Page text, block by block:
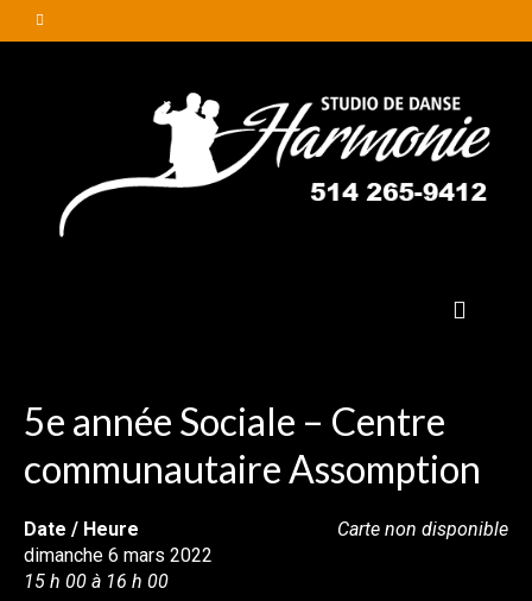
5e année Sociale – Centre
communautaire Assomption
Carte non disponible
Date / Heure
dimanche 6 mars 2022
15 h 00 à 16 h 00